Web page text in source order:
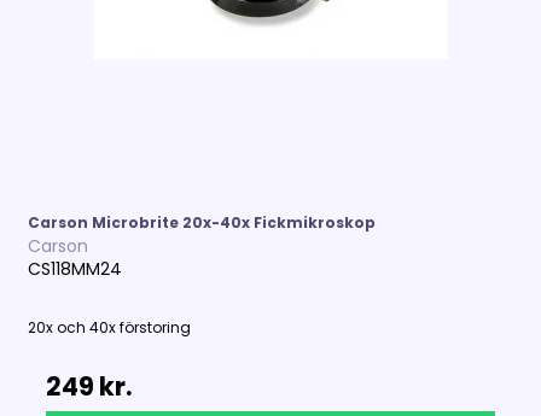
Carson Microbrite 20x-40x Fickmikroskop
Carson
CS118MM24
20x och 40x förstoring
249 kr.